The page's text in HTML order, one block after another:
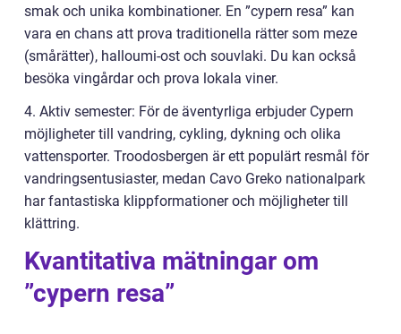
smak och unika kombinationer. En ”cypern resa” kan
vara en chans att prova traditionella rätter som meze
(smårätter), halloumi-ost och souvlaki. Du kan också
besöka vingårdar och prova lokala viner.
4. Aktiv semester: För de äventyrliga erbjuder Cypern
möjligheter till vandring, cykling, dykning och olika
vattensporter. Troodosbergen är ett populärt resmål för
vandringsentusiaster, medan Cavo Greko nationalpark
har fantastiska klippformationer och möjligheter till
klättring.
Kvantitativa mätningar om
”cypern resa”